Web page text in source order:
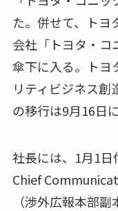
た。併せて、トヨ
会社「トヨタ・コ
傘下に入る。トヨ
リティビジネス
の移行は9月16日
社長には、1月1
Chief
（渉外広報本部